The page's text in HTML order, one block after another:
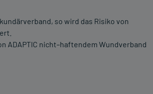
so wird das Risiko von
ADAPTIC nicht–haftendem Wundverband